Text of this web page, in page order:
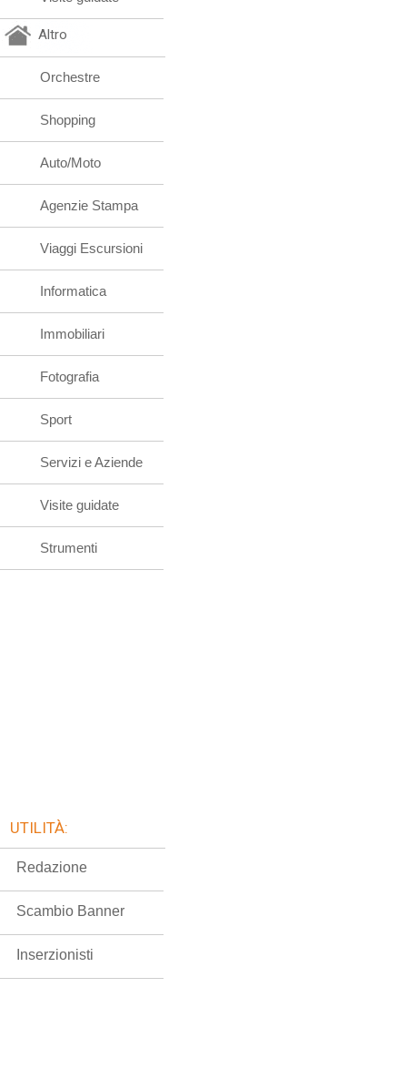
Altro
Orchestre
Shopping
Auto/Moto
Agenzie Stampa
Viaggi Escursioni
Informatica
Immobiliari
Fotografia
Sport
Servizi e Aziende
Visite guidate
Strumenti
UTILITÀ:
Redazione
Scambio Banner
Inserzionisti